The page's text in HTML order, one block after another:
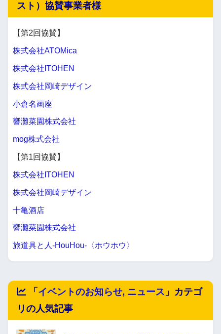
スト）協賛事業者様
【第2回協賛】
株式会社ATOMica
株式会社ITOHEN
株式会社岡崎デザイン
小倉名画座
響灘菜園株式会社
mog株式会社
【第1回協賛】
株式会社ITOHEN
株式会社岡崎デザイン
十亀酒店
響灘菜園株式会社
旅道具と人-HouHou-〈ホウホウ〉
「 イベントのお知らせ, ニュース 」カテゴ
リの人気記事